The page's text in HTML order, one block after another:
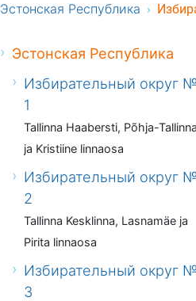
Эстонская Республика
Эстонская Республика
Избирательный округ №
1
Tallinna Haabersti, Põhja-Tallinna
ja Kristiine linnaosa
Избирательный округ №
2
Tallinna Kesklinna, Lasnamäe ja
Pirita linnaosa
Избирательный округ №
3